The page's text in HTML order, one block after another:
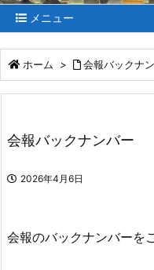
メニュー
ホーム > 会報バックナ
会報バックナンバー
2026年4月6日
会報のバックナンバーを